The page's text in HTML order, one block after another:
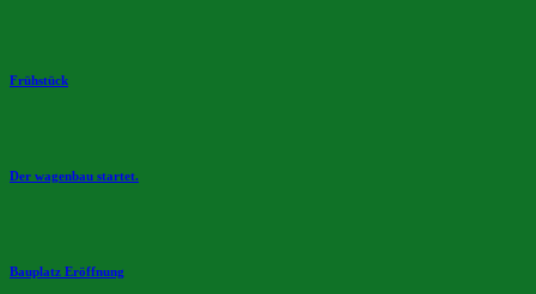
Frühstück
Der wagenbau startet.
Bauplatz Eröffnung